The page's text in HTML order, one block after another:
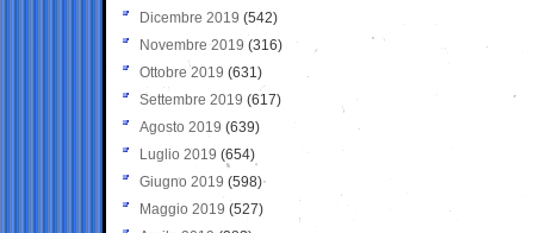
Dicembre 2019 (542)
Novembre 2019 (316)
Ottobre 2019 (631)
Settembre 2019 (617)
Agosto 2019 (639)
Luglio 2019 (654)
Giugno 2019 (598)
Maggio 2019 (527)